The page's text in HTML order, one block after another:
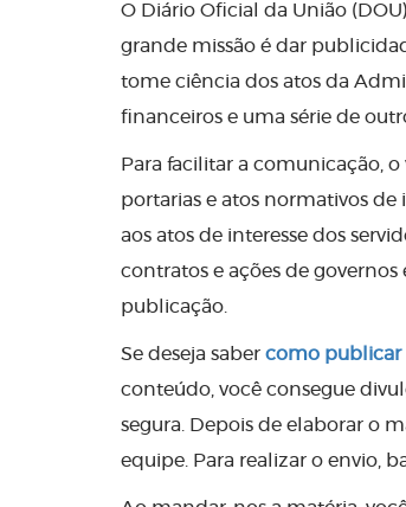
O Diário Oficial da União
grande missão é dar
tome ciência dos atos da
financeiros e uma série de
Para facilitar a comunicação,
portarias e atos normativos de
aos atos de interesse dos
contratos e ações de
publicação.
Se deseja saber como publicar
conteúdo, você consegue
segura. Depois de elaborar o
equipe. Para realizar o envio,